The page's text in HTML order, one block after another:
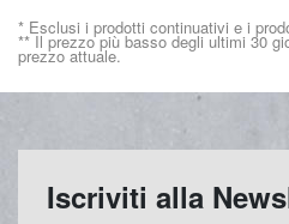
* Esclusi i prodotti continuativi e i
** Il prezzo più basso degli ultimi 30
prezzo attuale.
Iscriviti alla